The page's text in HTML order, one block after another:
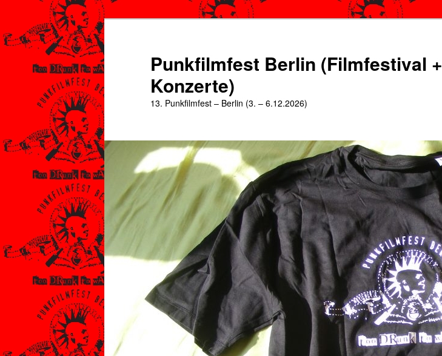
primären
springen
sekundären
springen
Punkfilmfest Berlin (Filmfestival +
Konzerte)
13. Punkfilmfest – Berlin (3. – 6.12.2026)